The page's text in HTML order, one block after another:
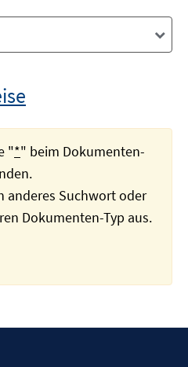
"*" beim Dokumenten-
anderes Suchwort oder
Dokumenten-Typ aus.